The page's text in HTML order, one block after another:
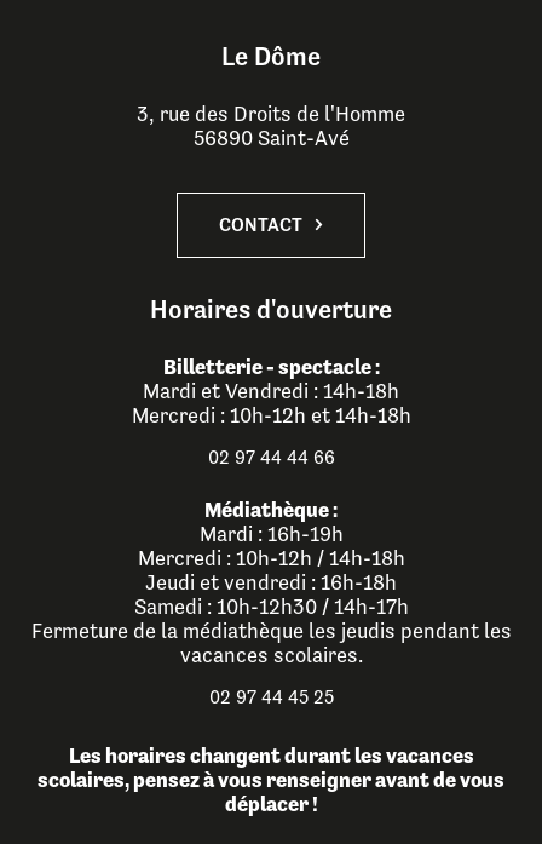
Le Dôme
3, rue des Droits de l'Homme
56890 Saint-Avé
CONTACT
Horaires d'ouverture
Billetterie - spectacle :
Mardi et Vendredi : 14h-18h
Mercredi : 10h-12h et 14h-18h
02 97 44 44 66
Médiathèque :
Mardi : 16h-19h
Mercredi : 10h-12h / 14h-18h
Jeudi et vendredi : 16h-18h
Samedi : 10h-12h30 / 14h-17h
Fermeture de la médiathèque les jeudis pendant les
vacances scolaires.
02 97 44 45 25
Les horaires changent durant les vacances
scolaires, pensez à vous renseigner avant de vous
déplacer !